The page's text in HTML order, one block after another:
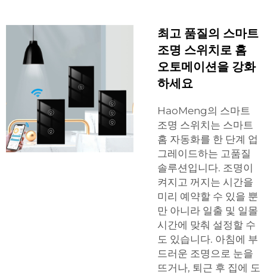
최고 품질의 스마트
조명 스위치로 홈
오토메이션을 강화
하세요
HaoMeng의 스마트
조명 스위치는 스마트
홈 자동화를 한 단계 업
그레이드하는 고품질
솔루션입니다. 조명이
켜지고 꺼지는 시간을
미리 예약할 수 있을 뿐
만 아니라 일출 및 일몰
시간에 맞춰 설정할 수
도 있습니다. 아침에 부
드러운 조명으로 눈을
뜨거나, 퇴근 후 집에 도